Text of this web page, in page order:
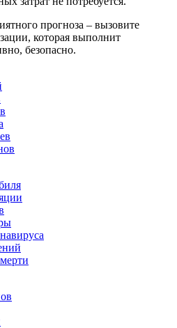
прогноза – вызовите
которая выполнит
безопасно.